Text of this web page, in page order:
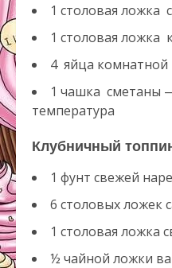
1 столовая ложка
1 столовая ложка
4яйца комнатной
1 чашка сметаны
температура
Клубничный
1 фунт свежей
6 столовых ложек
1 столовая ложка
½ чайной ложки